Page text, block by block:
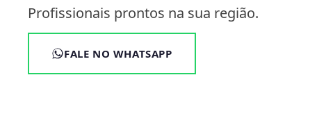
Profissionais prontos na sua região.
FALE NO WHATSAPP